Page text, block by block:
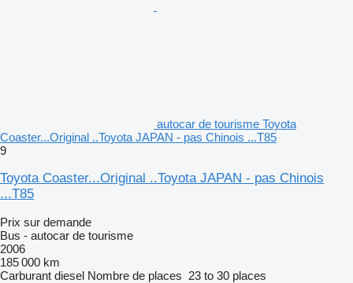
autocar de tourisme Toyota
Coaster...Original ..Toyota JAPAN - pas Chinois ...T85
9
Toyota Coaster...Original ..Toyota JAPAN - pas Chinois
...T85
Prix sur demande
Bus - autocar de tourisme
2006
185 000 km
Carburant diesel Nombre de places 23 to 30 places